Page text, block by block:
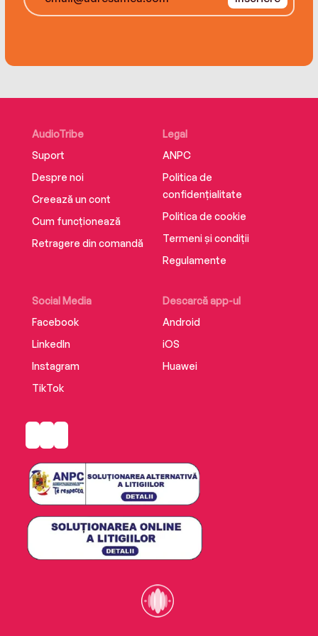
AudioTribe
Suport
Despre noi
Creează un cont
Cum funcționează
Retragere din comandă
Social Media
Facebook
LinkedIn
Instagram
TikTok
Descarcă app-ul
Android
iOS
Huawei
Legal
ANPC
Politica de
confidențialitate
Politica de cookie
Termeni și condiții
Regulamente